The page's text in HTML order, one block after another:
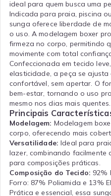
ideal para quem busca uma
Indicada para praia, piscina
sunga oferece liberdade de
o uso. A modelagem boxer
firmeza no corpo, permitindo
movimente com total
Confeccionada em tecido
elasticidade, a peça se
confortável, sem apertar. O
bem-estar, tornando o uso
mesmo nos dias mais quentes.
Principais
Modelagem: Modelagem
corpo, oferecendo mais
Versatilidade: Ideal para
lazer, combinando facilmente
para composições práticas.
Composição do Tecido: 92%
Forro: 87% Poliamida e 13%
Prática e essencial, essa